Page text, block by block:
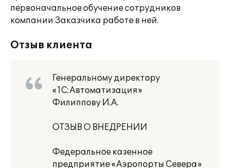
первоначальное обучение сотрудников
компании Заказчика работе в ней.
Отзыв клиента
Генеральному директору
«1С:Автоматизация»
Филиппову И.А.
ОТЗЫВ О ВНЕДРЕНИИ
Федеральное казенное
предприятие «Аэропорты Севера»